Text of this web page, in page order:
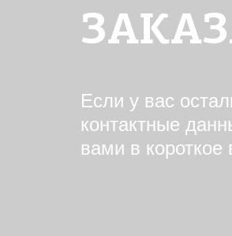
Если у вас
контактные
вами в короткое